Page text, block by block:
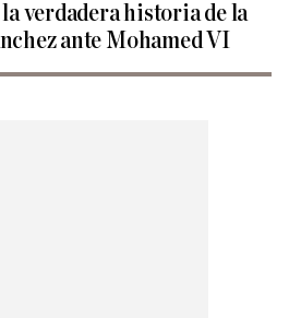
verdadera historia de la
ante Mohamed VI